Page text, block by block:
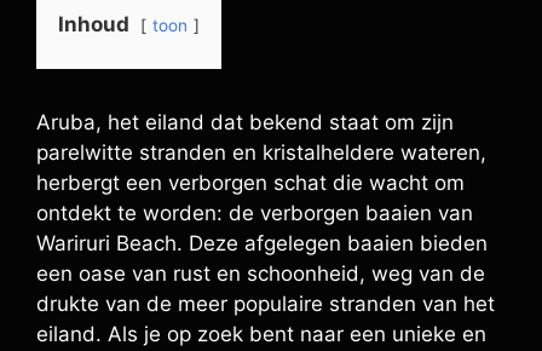
Inhoud toon
Aruba, het eiland dat bekend staat om zijn
parelwitte stranden en kristalheldere wateren,
herbergt een verborgen schat die wacht om
ontdekt te worden: de verborgen baaien van
Wariruri Beach. Deze afgelegen baaien bieden
een oase van rust en schoonheid, weg van de
drukte van de meer populaire stranden van het
eiland. Als je op zoek bent naar een unieke en